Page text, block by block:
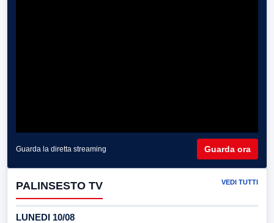
Guarda la diretta streaming Guarda ora
PALINSESTO TV VEDI TUTTI
LUNEDI 10/08